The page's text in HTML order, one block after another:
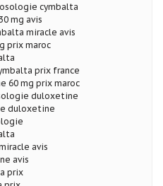
cymbalta
mg avis
miracle avis
prix maroc
prix france
60 mg prix maroc
duloxetine
duloxetine
avis
avis
prix